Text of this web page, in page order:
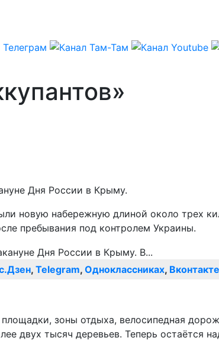
Дня России в Крыму.
новую набережную длиной около трех
пребывания под контролем Украины.
, Telegram, Одноклассниках, Вконтакте
зоны отдыха, велосипедная
двух тысяч деревьев. Теперь остаётся